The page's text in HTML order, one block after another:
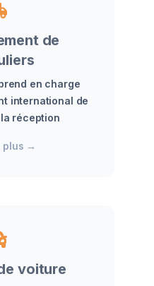
de
en charge
international de
réception
plus →
voiture